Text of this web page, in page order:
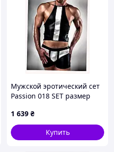
Мужской эротический сет
Passion 018 SET размер
1 639 ₴
Купить